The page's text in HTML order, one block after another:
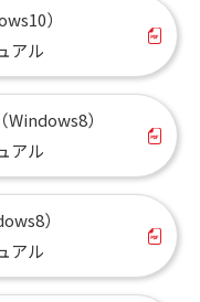
）
アル
）
アル
）
アル